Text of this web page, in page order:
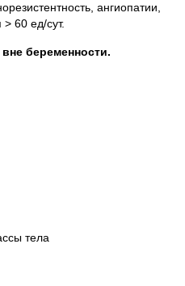
ангиопатии,
60 ед/сут.
беременности.
тела